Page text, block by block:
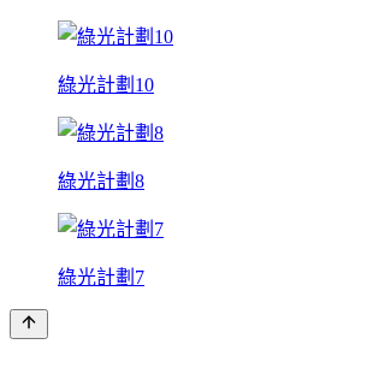
綠光計劃10
綠光計劃8
綠光計劃7